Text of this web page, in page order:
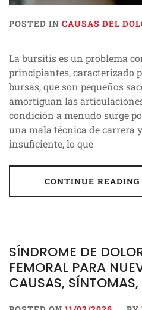
POSTED IN CAUSAS DEL
La bursitis es un problema
principiantes, caracterizado
bursas, que son pequeños
amortiguan las
condición a menudo surge
una mala técnica de carrera
insuficiente, lo que
CONTINUE READING
SÍNDROME DE
FEMORAL PARA
CAUSAS,